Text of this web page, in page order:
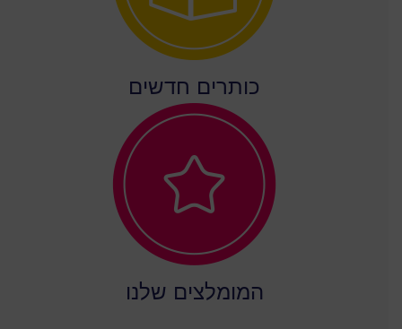
כותרים חדשים
המומלצים שלנו